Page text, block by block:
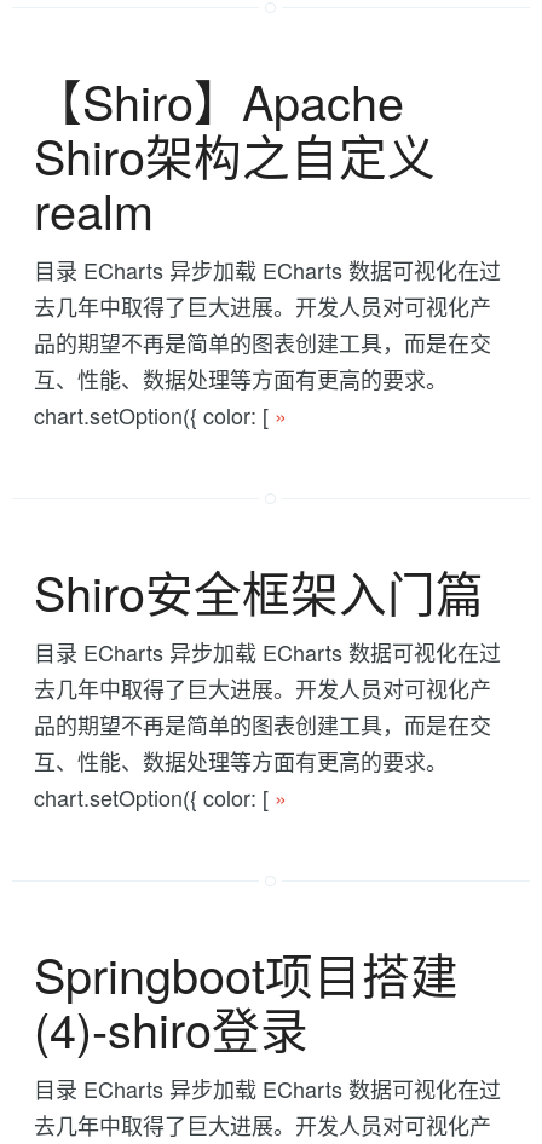
【Shiro】Apache
Shiro架构之自定义
realm
目录 ECharts 异步加载 ECharts 数据可视化在过
去几年中取得了巨大进展。开发人员对可视化产
品的期望不再是简单的图表创建工具，而是在交
互、性能、数据处理等方面有更高的要求。
chart.setOption({ color: [ »
Shiro安全框架入门篇
目录 ECharts 异步加载 ECharts 数据可视化在过
去几年中取得了巨大进展。开发人员对可视化产
品的期望不再是简单的图表创建工具，而是在交
互、性能、数据处理等方面有更高的要求。
chart.setOption({ color: [ »
Springboot项目搭建
(4)-shiro登录
目录 ECharts 异步加载 ECharts 数据可视化在过
去几年中取得了巨大进展。开发人员对可视化产